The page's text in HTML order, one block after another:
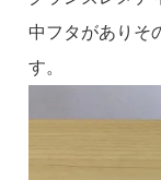
中フタがありそ
す。